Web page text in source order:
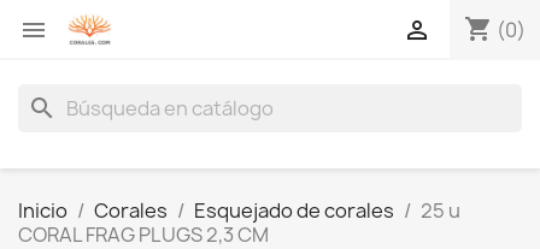
 shopping_cart (0)

search
Inicio Corales Esquejado de corales
25 u
CORAL FRAG PLUGS 2,3 CM